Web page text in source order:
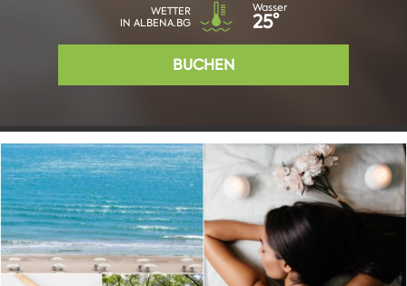
WETTER
IN ALBENA.BG
Wasser
25°
BUCHEN